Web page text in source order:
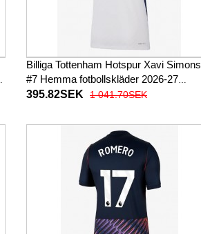
Billiga Tottenham Hotspur Xavi Simons
#7 Hemma fotbollskläder 2026-27
Kortärmad
395.82SEK 1 041.70SEK